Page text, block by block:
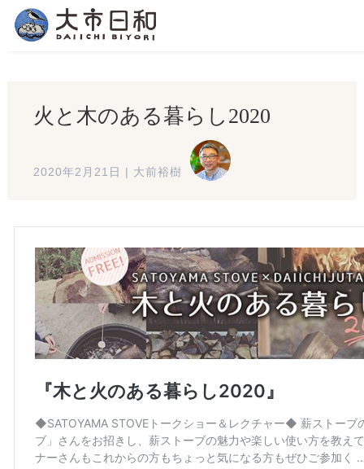
火と木のある暮らし2020
2020年2月21日 大前裕樹